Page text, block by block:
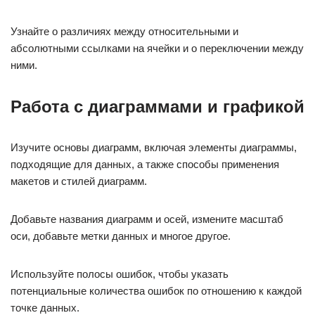
Узнайте о различиях между относительными и
абсолютными ссылками на ячейки и о переключении между
ними.
Работа с диаграммами и графикой
Изучите основы диаграмм, включая элементы диаграммы,
подходящие для данных, а также способы применения
макетов и стилей диаграмм.
Добавьте названия диаграмм и осей, измените масштаб
оси, добавьте метки данных и многое другое.
Используйте полосы ошибок, чтобы указать
потенциальные количества ошибок по отношению к каждой
точке данных.